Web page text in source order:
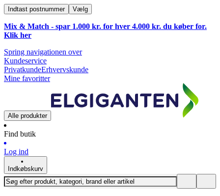
Indtast postnummer Vælg
Mix & Match - spar 1.000 kr. for hver 4.000 kr. du køber for.
Klik her
Spring navigationen over
Kundeservice
PrivatkundeErhvervskunde
Mine favoritter
Alle produkter
Find butik
Log ind
Indkøbskurv